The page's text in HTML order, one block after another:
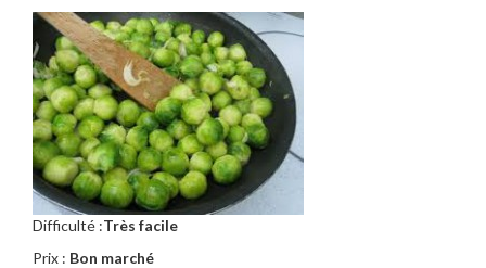
Difficulté :Très facile
Prix : Bon marché